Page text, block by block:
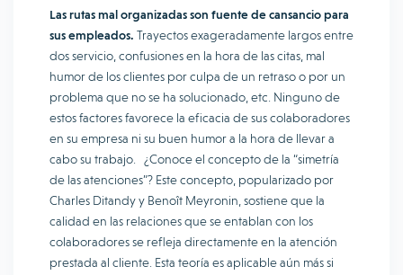
Las rutas mal organizadas son fuente de cansancio para
sus empleados. Trayectos exageradamente largos entre
dos servicio, confusiones en la hora de las citas, mal
humor de los clientes por culpa de un retraso o por un
problema que no se ha solucionado, etc. Ninguno de
estos factores favorece la eficacia de sus colaboradores
en su empresa ni su buen humor a la hora de llevar a
cabo su trabajo. ¿Conoce el concepto de la “simetría
de las atenciones”? Este concepto, popularizado por
Charles Ditandy y Benoît Meyronin, sostiene que la
calidad en las relaciones que se entablan con los
colaboradores se refleja directamente en la atención
prestada al cliente. Esta teoría es aplicable aún más si